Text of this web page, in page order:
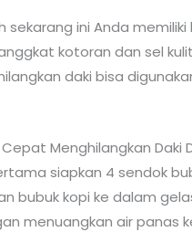
sekarang ini Anda
kotoran dan sel
daki bisa
Menghilangkan Daki
siapkan 4 sendok
bubuk kopi ke dalam
menuangkan air panas